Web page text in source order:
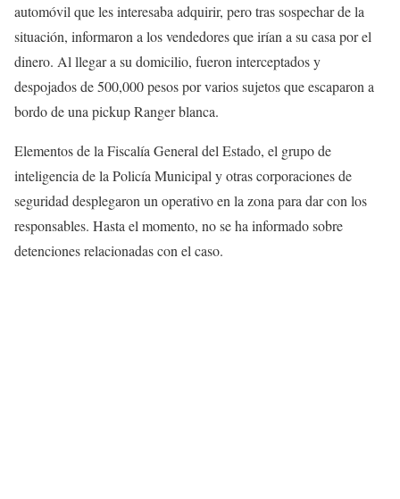
automóvil que les interesaba adquirir, pero tras sospechar de la
situación, informaron a los vendedores que irían a su casa por el
dinero. Al llegar a su domicilio, fueron interceptados y
despojados de 500,000 pesos por varios sujetos que escaparon a
bordo de una pickup Ranger blanca.
Elementos de la Fiscalía General del Estado, el grupo de
inteligencia de la Policía Municipal y otras corporaciones de
seguridad desplegaron un operativo en la zona para dar con los
responsables. Hasta el momento, no se ha informado sobre
detenciones relacionadas con el caso.